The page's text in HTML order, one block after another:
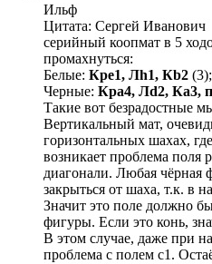
Ильф
Цитата: Сергей Иванович
серийный коопмат в 5
промахнуться:
Белые: Кре1, Лh1, Кb2 (3);
Черные: Кра4, Лd2, Ка3,
Такие вот безрадостные
Вертикальный мат,
горизонтальных шахах,
возникает проблема
диагонали. Любая чёрная
закрыться от шаха, т.к. в
Значит это поле должно
фигуры. Если это конь,
В этом случае, даже при
проблема с полем с1.